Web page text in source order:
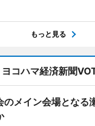
もっと見る
ヨコハマ経済新聞
のメイン会場となる